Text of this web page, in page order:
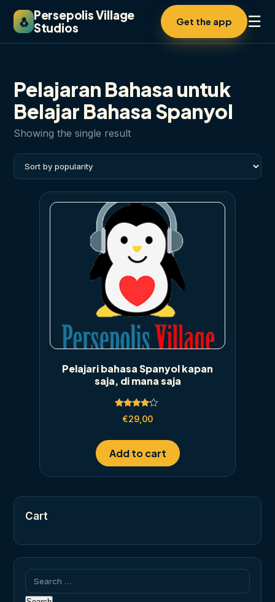
🐧 Persepolis Village
Studios
Get the app ☰
Pelajaran Bahasa untuk
Belajar Bahasa Spanyol
Showing the single result
Pelajari bahasa Spanyol kapan
saja, di mana saja
Rated
4.00
€29,00
Add to cart
Cart
Search
for: